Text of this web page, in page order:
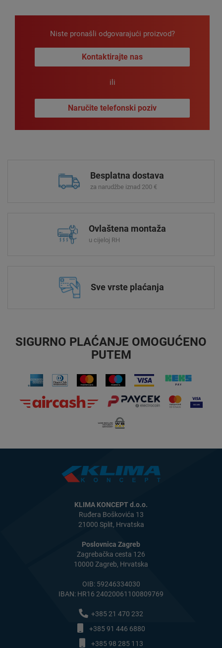
Niste pronašli odgovarajući proizvod?
Kontaktirajte nas
ili
Naručite telefonski poziv
Besplatna dostava
za narudžbe iznad 200 €
Ovlaštena montaža
u cijeloj RH
Sve vrste plaćanja
SIGURNO PLAĆANJE OMOGUĆENO
PUTEM
KLIMA KONCEPT d.o.o.
Ruđera Boškovića 13
21000 Split, Hrvatska
Poslovnica Zagreb
Zagrebačka cesta 126
10000 Zagreb, Hrvatska
OIB: 59246334030
IBAN: HR16 24020061100809769
+385 21 470 232
+385 91 446 6880
+385 98 285 113